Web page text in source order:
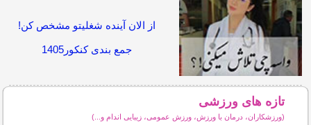
از الان آینده شغلیتو مشخص کن!
جمع بندی کنکور1405
تازه های ورزشی
(ورزشکاران، درمان با ورزش، ورزش عمومی، زیبایی اندام و...)